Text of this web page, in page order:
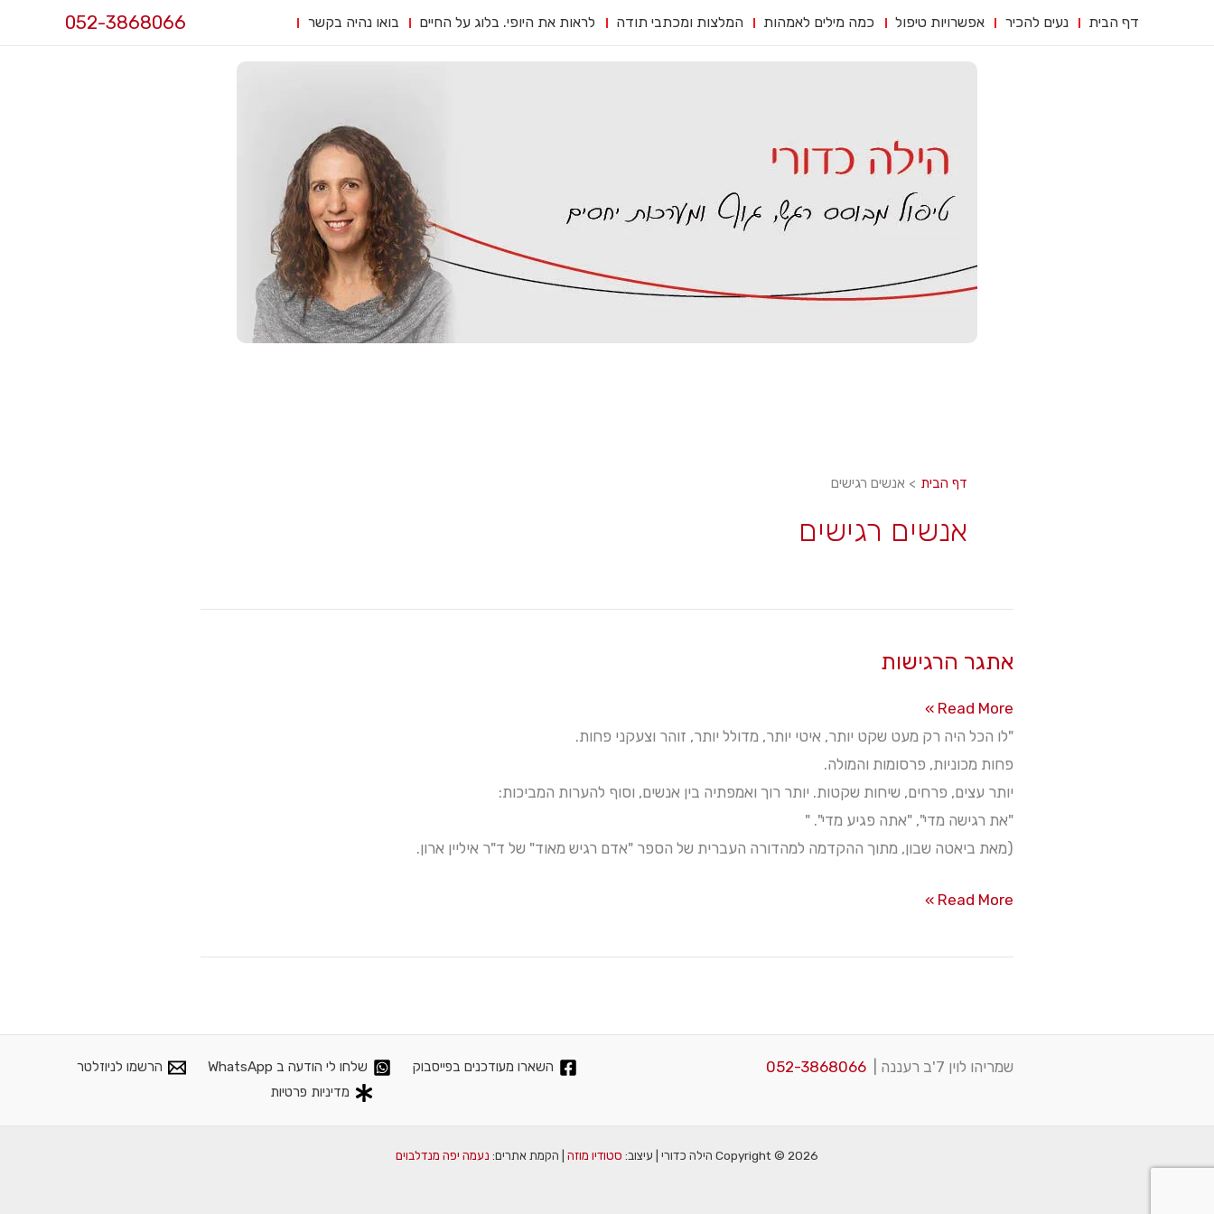
דף הבית נעים להכיר אפשרויות טיפול כמה מילים לאמהות המלצות ומכתבי תודה לראות את היופי. בלוג על החיים בואו נהיה בקשר 052-3868066
דף הבית אנשים רגישים
אנשים רגישים
אתגר הרגישות
אתגר
הרגישות
Read More »
"לו הכל היה רק מעט שקט יותר, איטי יותר, מדולל יותר, זוהר וצעקני פחות.
פחות מכוניות, פרסומות והמולה.
יותר עצים, פרחים, שיחות שקטות. יותר רוך ואמפתיה בין אנשים, וסוף להערות המביכות:
"את רגישה מדי", "אתה פגיע מדי". "
(מאת ביאטה שבון, מתוך ההקדמה למהדורה העברית של הספר "אדם רגיש מאוד" של ד"ר איליין ארון.
אתגר
Read More »
שמריהו לוין 7'ב רעננה | 052-3868066 השארו מעודכנים בפייסבוק שלחו לי הודעה ב WhatsApp
הרשמו לניוזלטר
מדיניות פרטיות
Copyright © 2026 הילה כדורי | עיצוב: סטודיו מוזה | הקמת אתרים: נעמה יפה מנדלבוים